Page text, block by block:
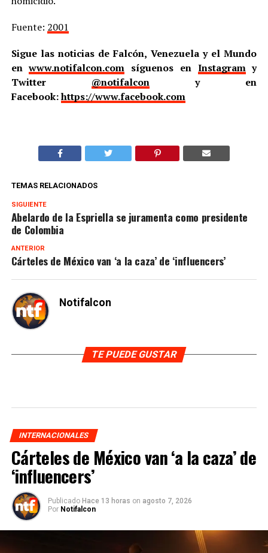
Fuente: 2001
Sigue las noticias de Falcón, Venezuela y el Mundo
enwww.notifalcon.com síguenos en Instagramy
Twitter @notifalcony en
Facebook:https://www.facebook.com
TEMAS RELACIONADOS
SIGUIENTE
Abelardo de la Espriella se juramenta como presidente
de Colombia
ANTERIOR
Cárteles de México van ‘a la caza’ de ‘influencers’
Notifalcon
TE PUEDE GUSTAR
INTERNACIONALES
Cárteles de México van ‘a la caza’ de
‘influencers’
Publicado Hace 13 horas on agosto 7, 2026
Por Notifalcon